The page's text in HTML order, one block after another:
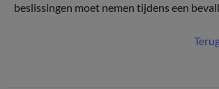
beslissingen moet nemen tijdens een